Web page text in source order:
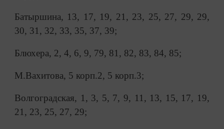
Батыршина, 13, 17, 19, 21, 23, 25, 27, 29, 29,
30, 31, 32, 33, 35, 37, 39;
Блюхера, 2, 4, 6, 9, 79, 81, 82, 83, 84, 85;
М.Вахитова, 5 корп.2, 5 корп.3;
Волгоградская, 1, 3, 5, 7, 9, 11, 13, 15, 17, 19,
21, 23, 25, 27, 29;